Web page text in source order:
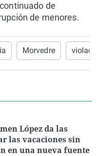
de
de menores.
Morvedre
López da las
las vacaciones sin
en una nueva fuente